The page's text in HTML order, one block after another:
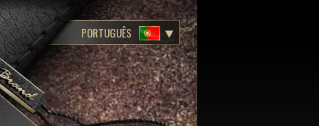
PORTUGUÊS